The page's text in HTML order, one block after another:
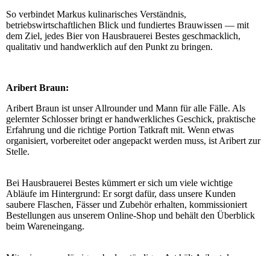
So verbindet Markus kulinarisches Verständnis,
betriebswirtschaftlichen Blick und fundiertes Brauwissen — mit
dem Ziel, jedes Bier von Hausbrauerei Bestes geschmacklich,
qualitativ und handwerklich auf den Punkt zu bringen.
Aribert Braun:
Aribert Braun ist unser Allrounder und Mann für alle Fälle. Als
gelernter Schlosser bringt er handwerkliches Geschick, praktische
Erfahrung und die richtige Portion Tatkraft mit. Wenn etwas
organisiert, vorbereitet oder angepackt werden muss, ist Aribert zur
Stelle.
Bei Hausbrauerei Bestes kümmert er sich um viele wichtige
Abläufe im Hintergrund: Er sorgt dafür, dass unsere Kunden
saubere Flaschen, Fässer und Zubehör erhalten, kommissioniert
Bestellungen aus unserem Online-Shop und behält den Überblick
beim Wareneingang.